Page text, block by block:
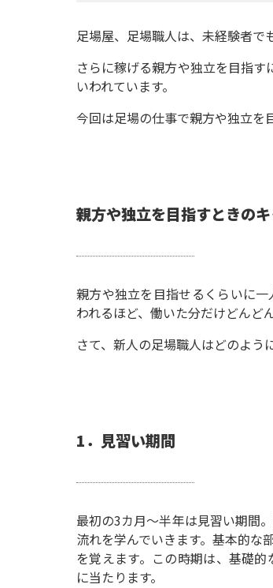
足場屋、足場職人は、未経験者で
さらに稼げる親方や独立を目指
いわれています。
今回は足場の仕事で親方や独立を
親方や独立を目指すときの
親方や独立を目指せるくらいに
われるほど、働いた分だけどんど
さて、新人の足場職人はどのよう
1． 見習い期間
最初の3カ月～半年は見習い期間
流れを学んでいきます。基本的な
を覚えます。この時期は、基礎
に当たります。